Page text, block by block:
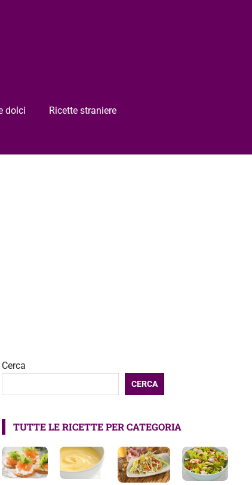
dolci Ricette straniere
Cerca
CERCA
TUTTE LE RICETTE PER CATEGORIA